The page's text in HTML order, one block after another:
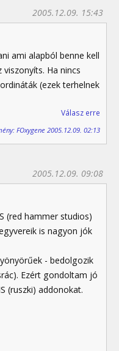
2005.12.09. 15:43
ami alapból benne kell
Ha nincs
(ezek terhelnek
Válasz erre
FOxygene 2005.12.09. 02:13
2005.12.09. 09:08
(red hammer studios)
is nagyon jók
- bedolgozik
Ezért gondoltam jó
(ruszki) addonokat.